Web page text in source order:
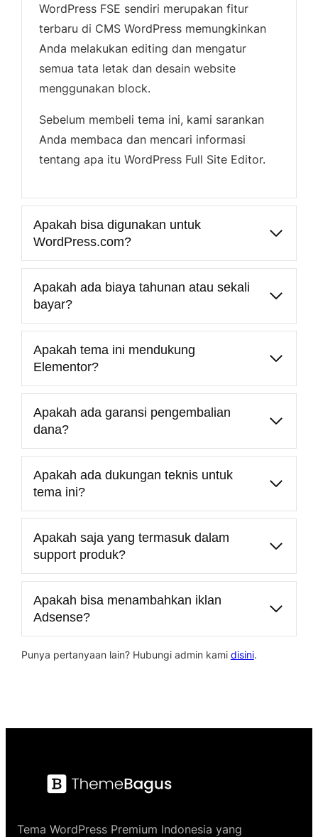
WordPress FSE sendiri merupakan fitur
terbaru di CMS WordPress memungkinkan
Anda melakukan editing dan mengatur
semua tata letak dan desain website
menggunakan block.
Sebelum membeli tema ini, kami sarankan
Anda membaca dan mencari informasi
tentang apa itu WordPress Full Site Editor.
Apakah bisa digunakan untuk
WordPress.com?
Apakah ada biaya tahunan atau sekali
bayar?
Apakah tema ini mendukung
Elementor?
Apakah ada garansi pengembalian
dana?
Apakah ada dukungan teknis untuk
tema ini?
Apakah saja yang termasuk dalam
support produk?
Apakah bisa menambahkan iklan
Adsense?
Punya pertanyaan lain? Hubungi admin kami disini.
Tema WordPress Premium Indonesia yang